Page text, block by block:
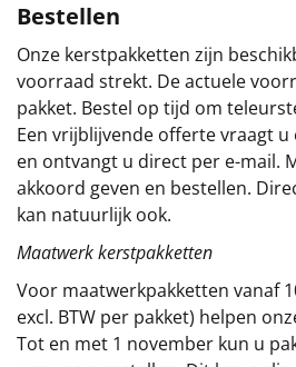
Doe het zelf
Sinterklaaspakketten
Particulier
Kerstgeschenken 2026
Relatiegeschenken
Cadeaubon
Bestellen
Onze kerstpakketten zijn
voorraad strekt. De actuele
pakket. Bestel op tijd om
Een vrijblijvende offerte vraagt
en ontvangt u direct per e-mail.
akkoord geven en bestellen.
kan natuurlijk ook.
Maatwerk kerstpakketten
Voor maatwerkpakketten vanaf
excl. BTW per pakket) helpen
Tot en met 1 november kun u